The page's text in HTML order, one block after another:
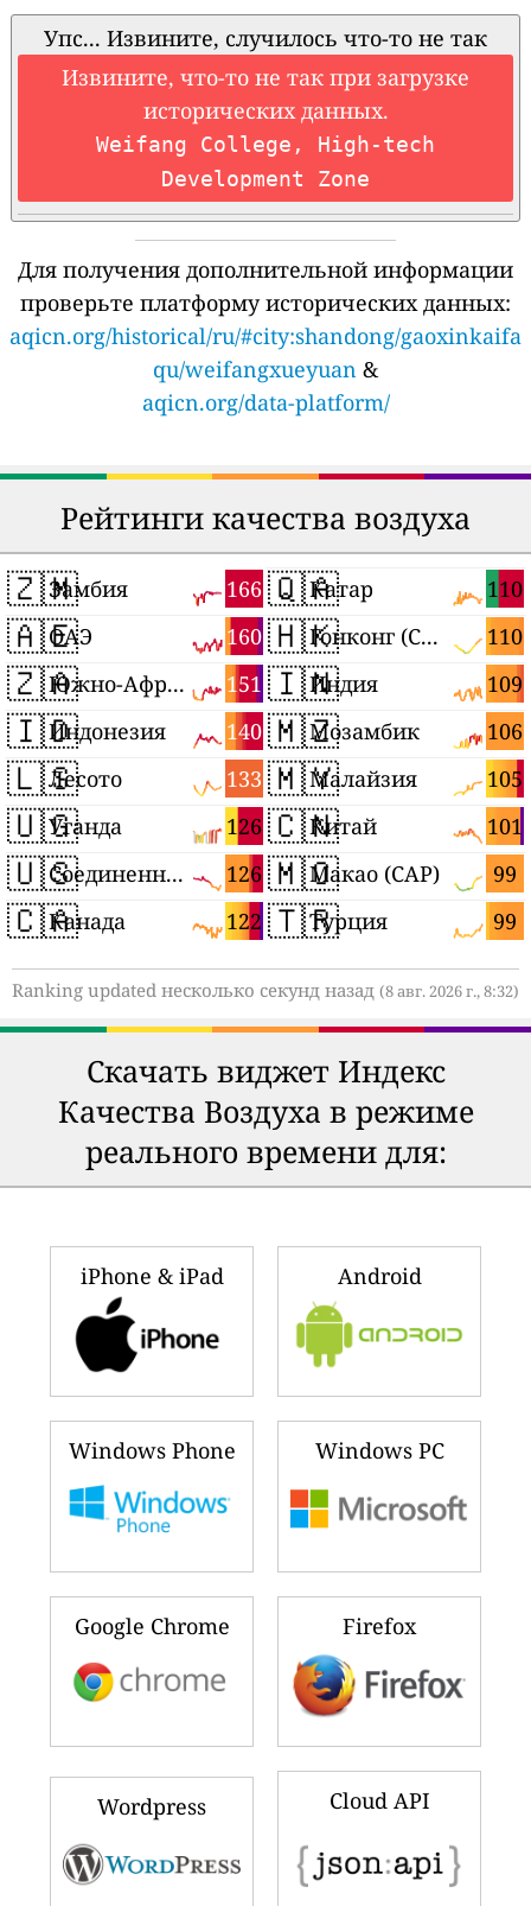
Упс... Извините, случилось что-то не так
Извините, что-то не так при загрузке
исторических данных.
Weifang College, High-tech
Development Zone
Для получения дополнительной информации
проверьте платформу исторических данных:
aqicn.org/historical/ru/#city:shandong/gaoxinkaifa
qu/weifangxueyuan &
aqicn.org/data-platform/
Рейтинги качества воздуха
🇿🇲 166
Замбия
🇦🇪 160
ОАЭ
🇿🇦 151
Южно-Африканская Республика
🇮🇩 140
Индонезия
🇱🇸 133
Лесото
🇺🇬 126
Уганда
🇺🇸 126
Соединенные Штаты
🇨🇦 122
Канада
🇶🇦 110
Катар
🇭🇰 110
Гонконг (САР)
🇮🇳 109
Индия
🇲🇿 106
Мозамбик
🇲🇾 105
Малайзия
🇨🇳 101
Китай
🇲🇴 99
Макао (САР)
🇹🇷 99
Турция
Ranking updated несколько секунд назад (8 авг. 2026 г., 8:32)
Скачать виджет Индекс
Качества Воздуха в режиме
реального времени для:
iPhone & iPad Android
Windows Phone Windows PC
Google Chrome Firefox
Wordpress Cloud API